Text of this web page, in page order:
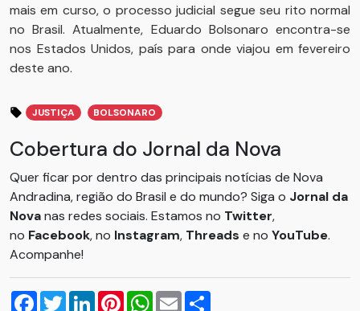
mais em curso, o processo judicial segue seu rito normal
no Brasil. Atualmente, Eduardo Bolsonaro encontra-se
nos Estados Unidos, país para onde viajou em fevereiro
deste ano.
JUSTIÇA BOLSONARO
Cobertura do Jornal da Nova
Quer ficar por dentro das principais notícias de Nova
Andradina, região do Brasil e do mundo? Siga o Jornal da
Novanas redes sociais. Estamos no Twitter,
no Facebook, no Instagram, Threads e no YouTube.
Acompanhe!
Facebook
TwitterLinkedInPinterestWhatsApp
Email